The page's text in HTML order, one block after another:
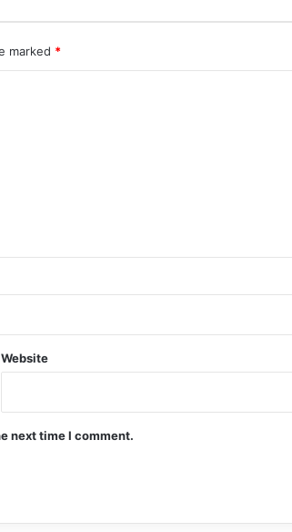
marked *
Website
next time I comment.